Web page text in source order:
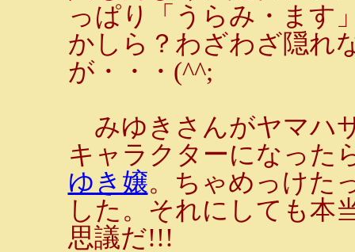
っぱり「うらみ・ます
かしら？わざわざ隠れ
が・・・(^^;
みゆきさんがヤマハ
キャラクターになった
ゆき嬢。ちゃめっけた
した。それにしても本
思議だ!!!